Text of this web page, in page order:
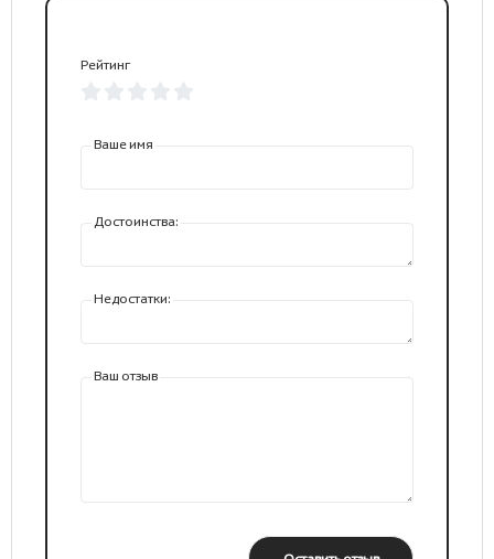
Рейтинг
Ваше имя
Достоинства:
Недостатки:
Ваш отзыв